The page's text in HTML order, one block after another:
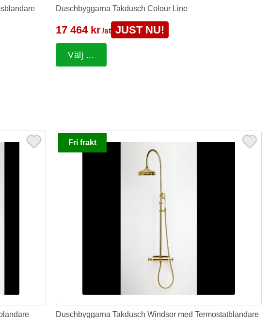
med 1-greppsblandare Duschbyggarna Takdusch Colour Line
17 464 kr/st JUST NU!
Välj ...
Fri frakt
Duschbyggarna Takdusch Windsor med Termostatblandare